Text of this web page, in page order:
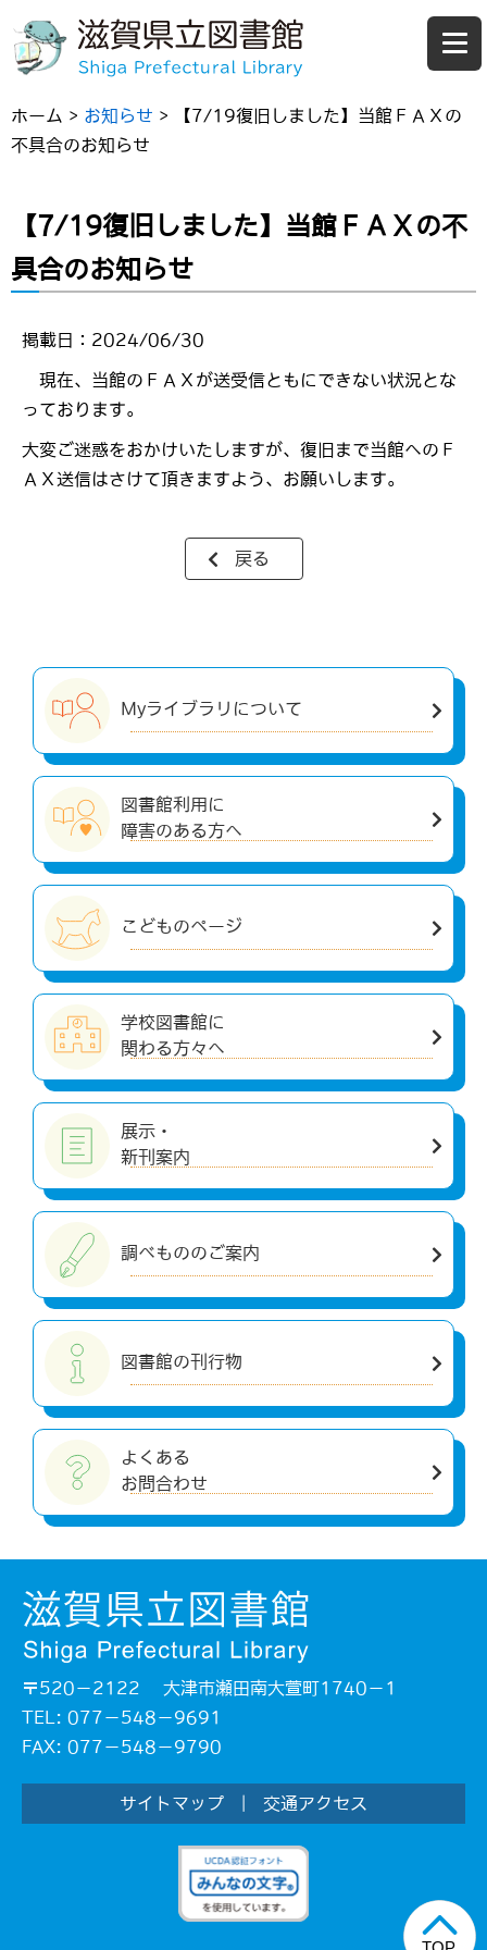
ホーム > お知らせ > 【7/19復旧しました】当館ＦＡＸの
不具合のお知らせ
【7/19復旧しました】当館ＦＡＸの不
具合のお知らせ
掲載日：2024/06/30
現在、当館のＦＡＸが送受信ともにできない状況とな
っております。
大変ご迷惑をおかけいたしますが、復旧まで当館へのＦ
ＡＸ送信はさけて頂きますよう、お願いします。
戻る
Myライブラリについて
図書館利用に
障害のある方へ
こどものページ
学校図書館に
関わる方々へ
展示・
新刊案内
調べもののご案内
図書館の刊行物
よくある
お問合わせ
〒520－2122 大津市瀬田南大萱町1740－1
TEL: 077－548－9691
FAX: 077－548－9790
サイトマップ 交通アクセス